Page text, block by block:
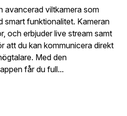
avancerad viltkamera som
smart funktionalitet. Kameran
och erbjuder live stream samt
att du kan kommunicera direkt
Med den
får du full...
dina avtalspriser, smidig
till orderhistorik.
beställningen
du svar på de vanligaste
*